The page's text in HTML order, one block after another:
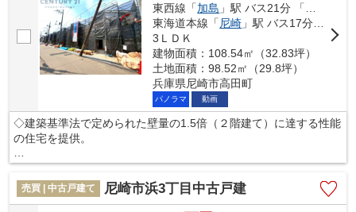
◇地震の揺れに耐える「耐震性能」と揺れを抑えて住宅へのダメ
ージを軽減する「制震性能」を兼ね備えた建売住宅ブランド
「QUIE」 。
◇安心の土台づくり１００％ベタ基礎へのこだわりや構造体を傷
めにくい工法を採用し、安心の住まいを提供します。
本掲載の設備写真は同仕様の施工例写真につき本件とは異なりま
す。
東西線「加島 」駅 バス21分 「遊女塚」 停歩3分
東海道本線「 尼崎 」駅 バス17分 「遊女塚」 停歩3分
3ＬＤＫ
建物面積：108.54㎡（32.83坪）
土地面積：98.52㎡（29.8坪）
兵庫県尼崎市高田町
パノラマ 動画
◇建築基準法で定められた壁量の1.5倍（２階建て）に達する性能
の住宅を提供。
◇さらにその耐久性を上げる制震装置(SAFE365)を採用。震度６
強の揺れを最大６７％低減。
◇その制震装置を搭載することで、制震住宅のコストを下げるこ
売買 | 中古戸建て 尼崎市浜3丁目中古戸建